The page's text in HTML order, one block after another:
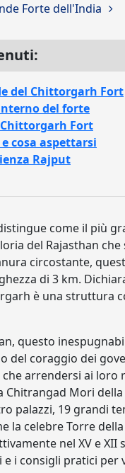
Forte dell'India
del Chittorgarh Fort
del forte
Fort
cosa aspettarsi
Rajput
come il più
del Rajasthan
circostante,
di 3 km.
è una struttura
questo
del coraggio dei
arrendersi ai loro
Mori
palazzi, 19 grandi
la celebre Torre
nel XV e
i consigli pratici